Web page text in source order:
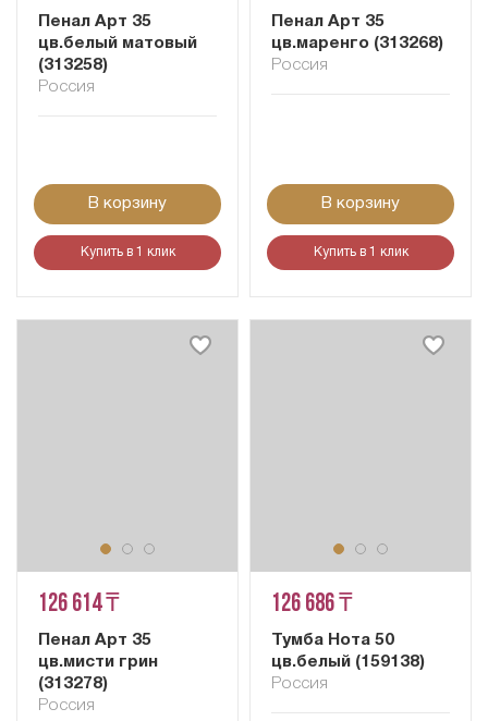
Пенал Арт 35
цв.белый матовый
(313258)
Россия
В корзину
Купить в 1 клик
Пенал Арт 35
цв.маренго (313268)
Россия
В корзину
Купить в 1 клик
126 614 ₸
Пенал Арт 35
цв.мисти грин
(313278)
Россия
126 686 ₸
Тумба Нота 50
цв.белый (159138)
Россия